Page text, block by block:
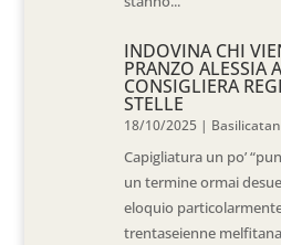
INDOVINA CHI
PRANZO ALESSIA
CONSIGLIERA
STELLE
18/10/2025 |
Capigliatura un po’
un termine ormai
eloquio
trentaseienne